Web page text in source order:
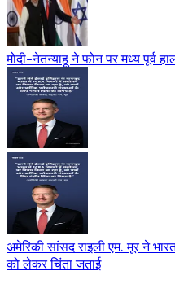
मोदी-नेतन्याहू ने फोन पर मध्य पूर्व
अमेरिकी सांसद राइली एम. मूर ने
को लेकर चिंता जताई